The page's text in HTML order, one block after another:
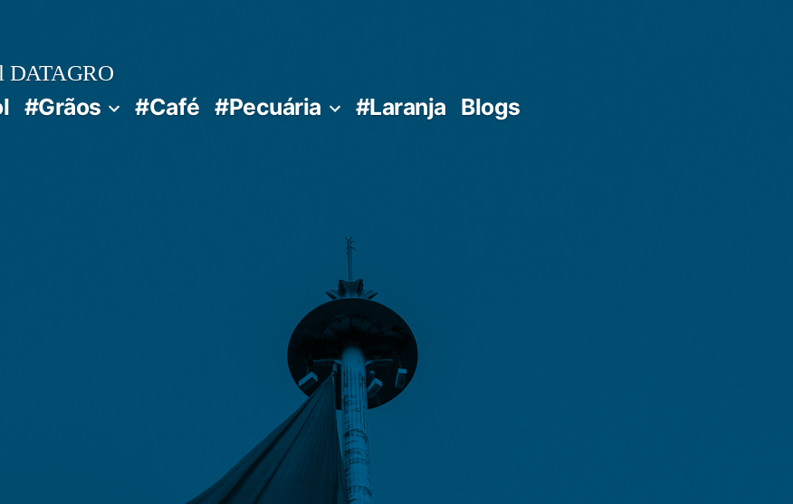
DATAGRO
#Grãos #Café #Pecuária #Laranja Blogs